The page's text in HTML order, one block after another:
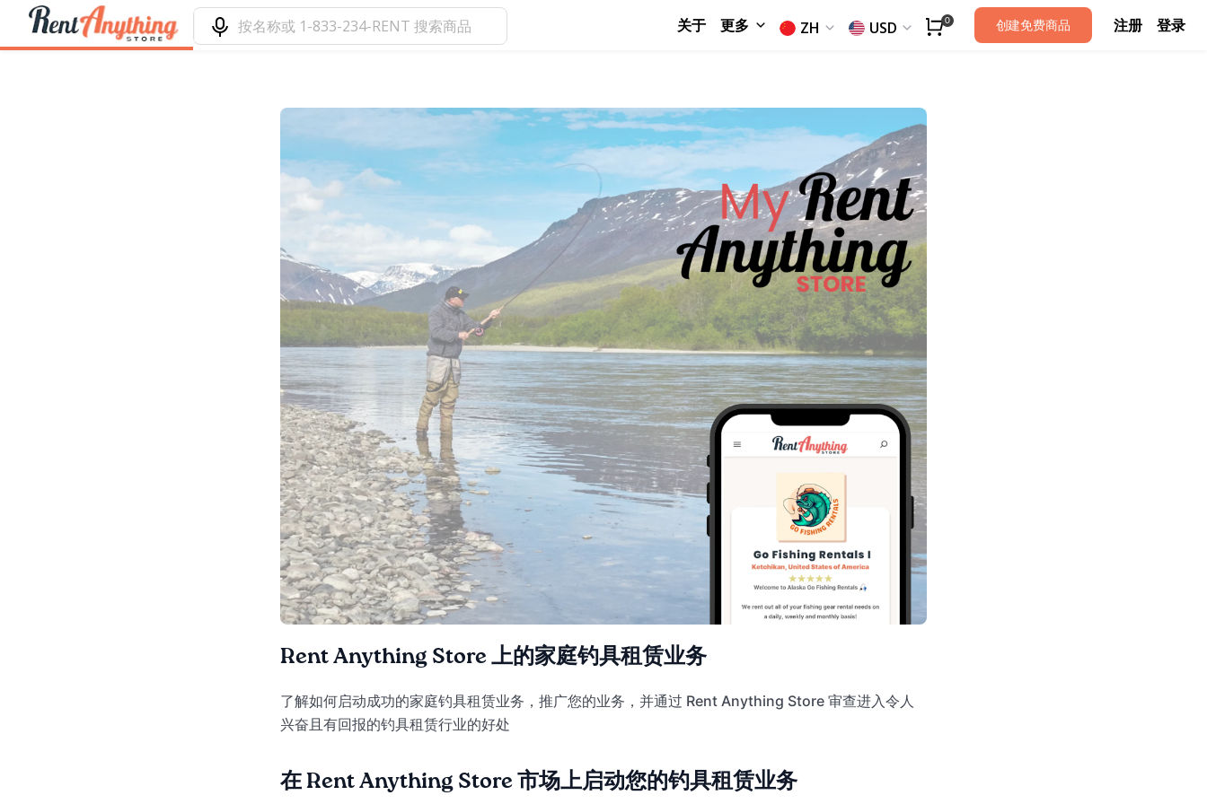
关于 更多 ZH USD 0 创建免费商品 注册 登录
Rent Anything Store 上的家庭钓具租赁业务
了解如何启动成功的家庭钓具租赁业务，推广您的业务，并通过 Rent Anything Store 审查进入令人
兴奋且有回报的钓具租赁行业的好处
在 Rent Anything Store 市场上启动您的钓具租赁业务